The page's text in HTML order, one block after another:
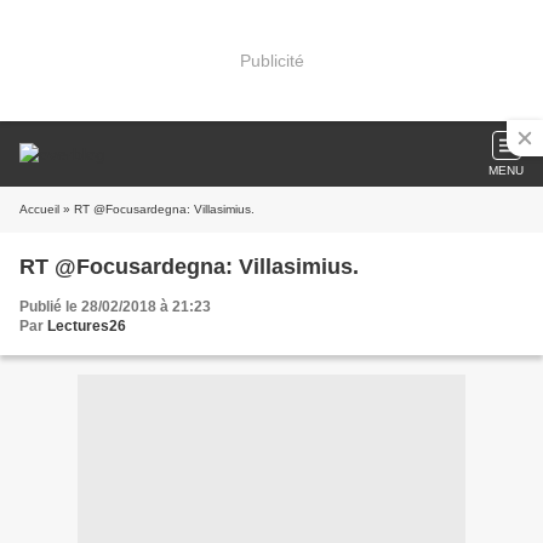
Publicité
MENU
Accueil » RT @Focusardegna: Villasimius.
RT @Focusardegna: Villasimius.
Publié le 28/02/2018 à 21:23
Par Lectures26